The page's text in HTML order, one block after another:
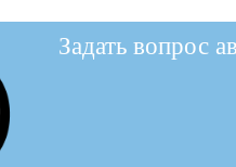
Задать вопрос